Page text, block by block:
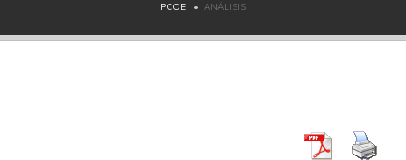
PCOE ANÁLISIS